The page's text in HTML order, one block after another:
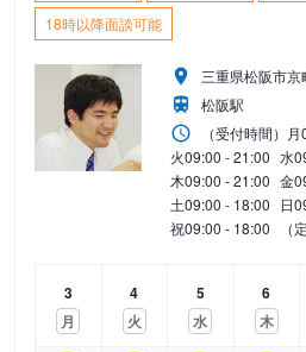
18時以降面談可能
三重県松阪市
松阪駅
（受付時間） 月
火09:00 - 21:00 水
木09:00 - 21:00 金
土09:00 - 18:00 日
祝09:00 - 18:00 （
3
月
4
火
5
水
6
木